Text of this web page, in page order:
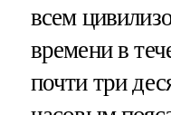
всем
времени в
почти три